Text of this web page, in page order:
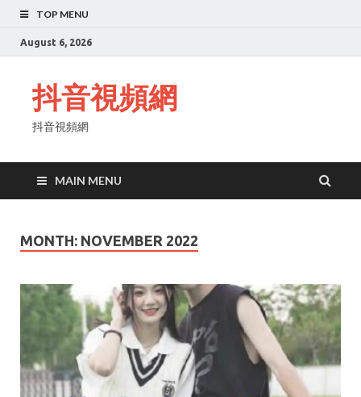
TOP MENU
August 6, 2026
抖音視頻網
抖音視頻網
MAIN MENU
MONTH: NOVEMBER 2022